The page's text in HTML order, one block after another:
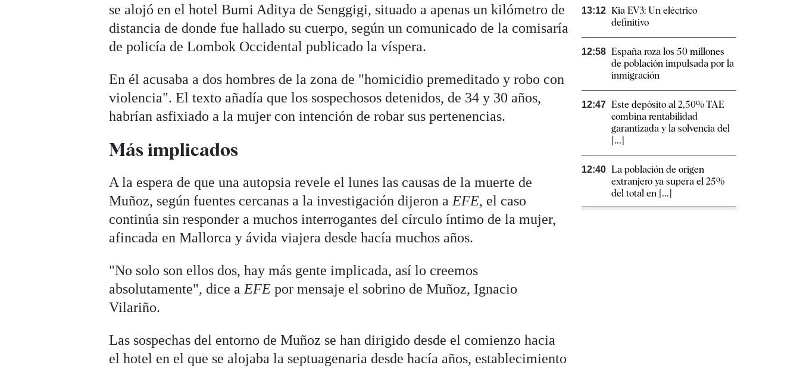
se alojó en el hotel Bumi Aditya de Senggigi, situado a apenas un kilómetro de
distancia de donde fue hallado su cuerpo, según un comunicado de la comisaría
de policía de Lombok Occidental publicado la víspera.
En él acusaba a dos hombres de la zona de "homicidio premeditado y robo con
violencia". El texto añadía que los sospechosos detenidos, de 34 y 30 años,
habrían asfixiado a la mujer con intención de robar sus pertenencias.
Más implicados
A la espera de que una autopsia revele el lunes las causas de la muerte de
Muñoz, según fuentes cercanas a la investigación dijeron a EFE, el caso
continúa sin responder a muchos interrogantes del círculo íntimo de la mujer,
afincada en Mallorca y ávida viajera desde hacía muchos años.
"No solo son ellos dos, hay más gente implicada, así lo creemos
absolutamente", dice a EFEpor mensaje el sobrino de Muñoz, Ignacio
Vilariño.
Las sospechas del entorno de Muñoz se han dirigido desde el comienzo hacia
el hotel en el que se alojaba la septuagenaria desde hacía años, establecimiento
13:12 Kia EV3: Un eléctrico
definitivo
12:58 España roza los 50 millones
de población impulsada por la
inmigración
12:47 Este depósito al 2,50% TAE
combina rentabilidad
garantizada y la solvencia del
[...]
12:40 La población de origen
extranjero ya supera el 25%
del total en [...]